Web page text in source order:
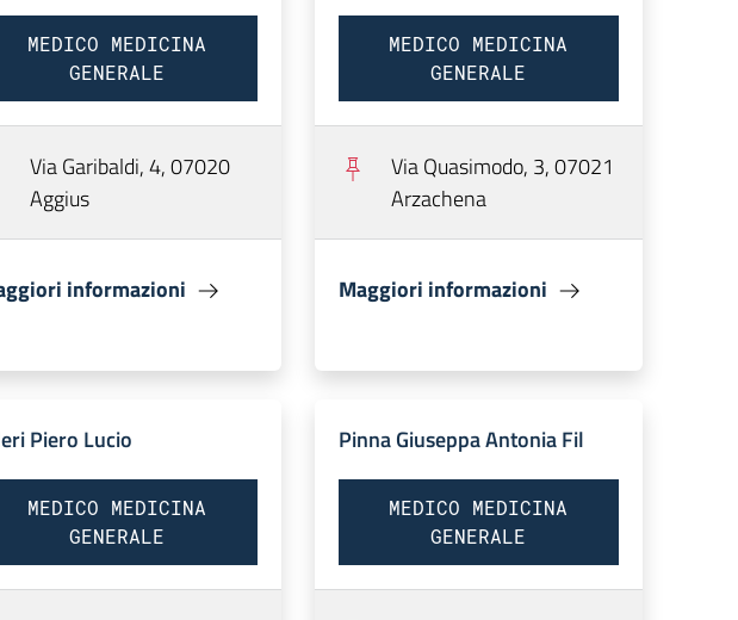
MEDICO MEDICINA
GENERALE
Via Garibaldi, 4, 07020
Aggius
informazioni
MEDICO MEDICINA
GENERALE
Via Quasimodo, 3, 07021
Arzachena
Maggiori informazioni
Piero Lucio
MEDICO MEDICINA
GENERALE
Pinna Giuseppa Antonia Fil
MEDICO MEDICINA
GENERALE